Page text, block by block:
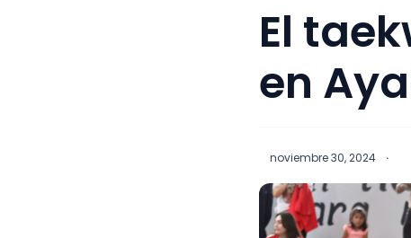
El
en
noviembre 30, 2024 ·